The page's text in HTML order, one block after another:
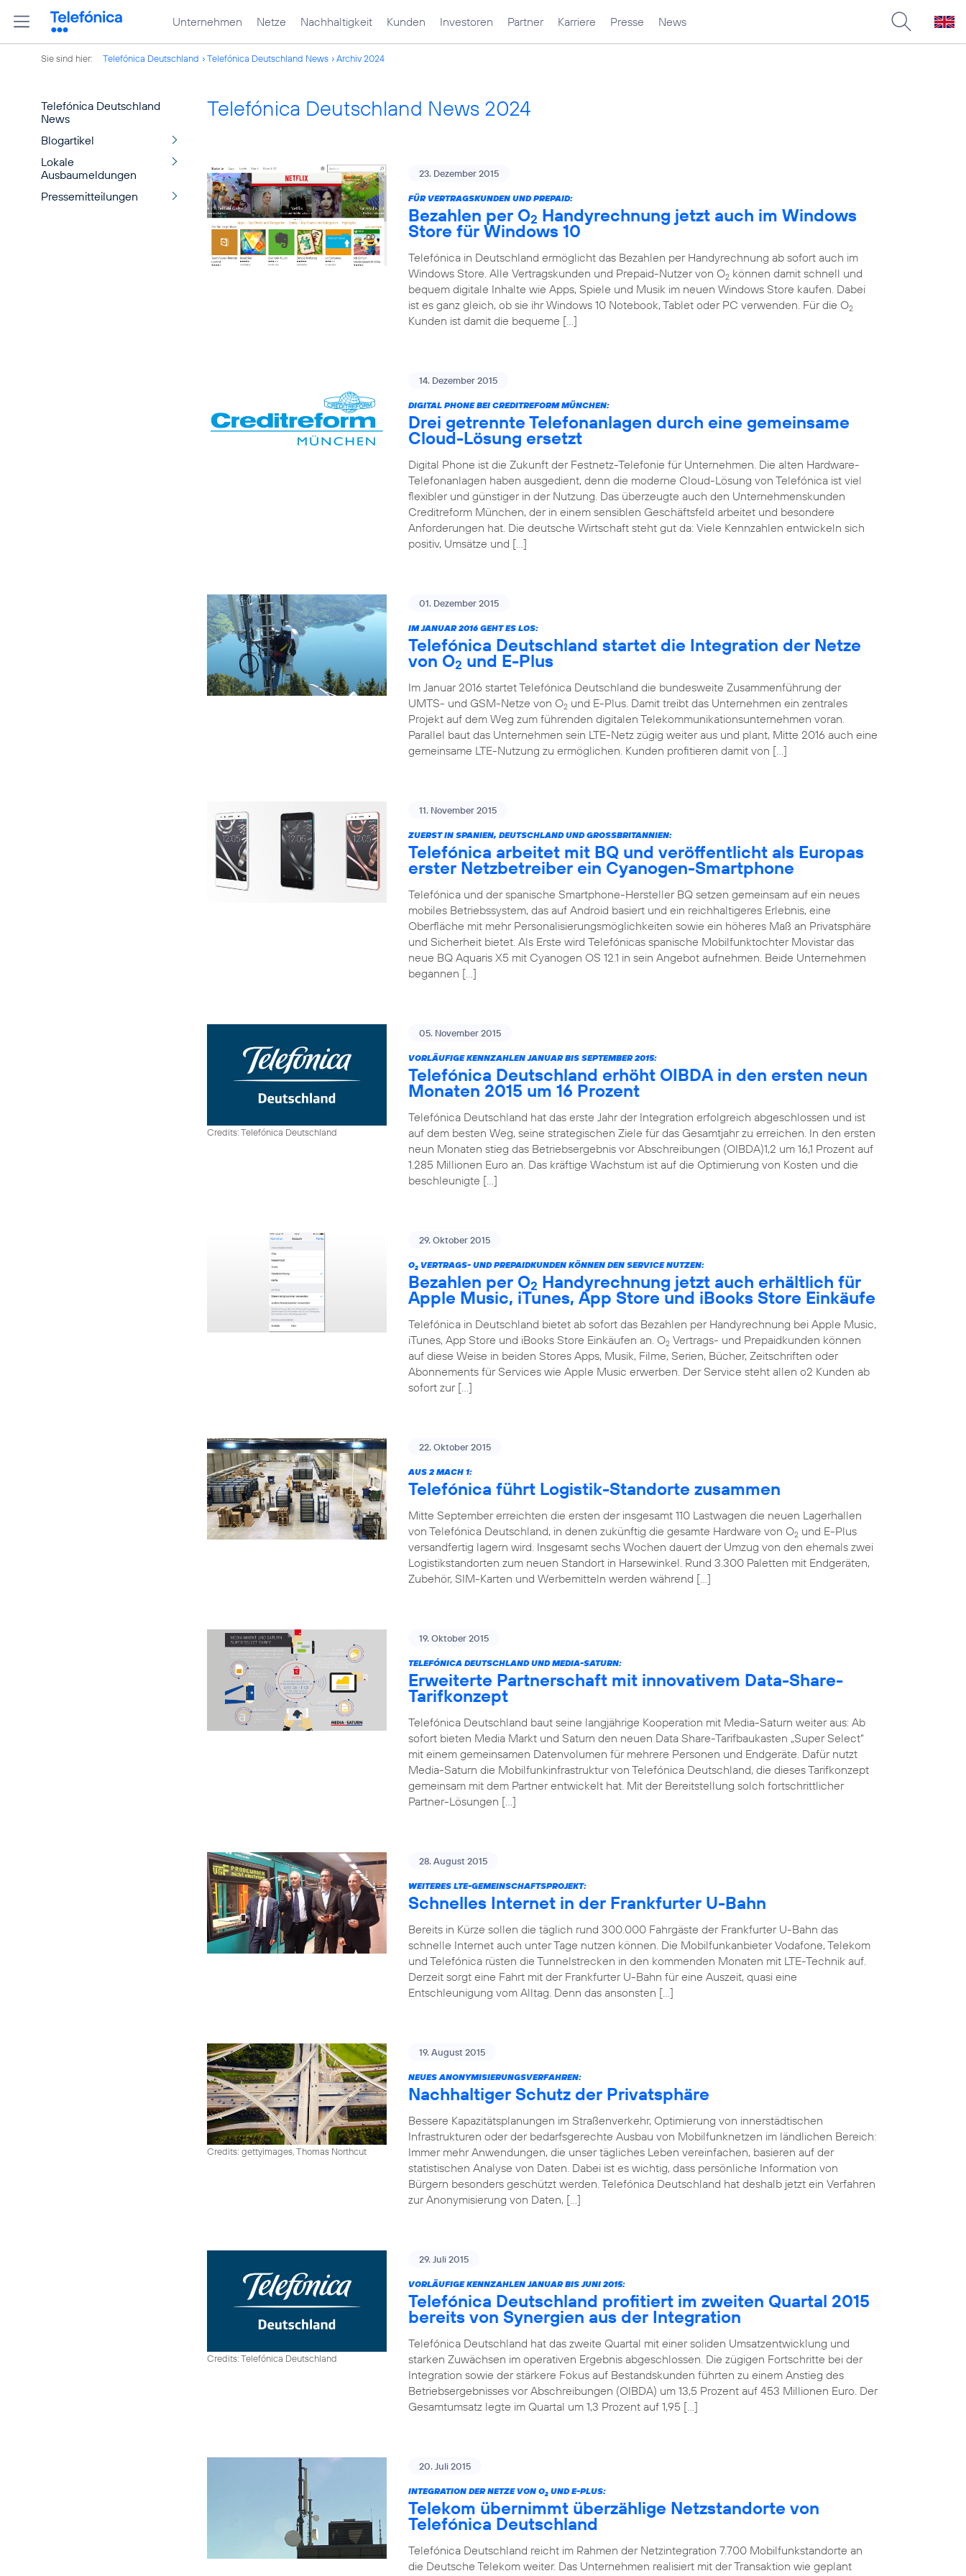
Unternehmen Netze Nachhaltigkeit Kunden Investoren Partner Karriere Presse News
Sie sind hier: Telefónica Deutschland Telefónica Deutschland News Archiv 2024
Telefónica Deutschland
News
Blogartikel
Lokale
Ausbaumeldungen
Pressemitteilungen
Telefónica Deutschland News 2024
23. Dezember 2015
FÜR VERTRAGSKUNDEN UND PREPAID:
Bezahlen per O2 Handyrechnung jetzt auch im Windows
Store für Windows 10
Telefónica in Deutschland ermöglicht das Bezahlen per Handyrechnung ab sofort auch im
Windows Store. Alle Vertragskunden und Prepaid-Nutzer von O2 können damit schnell und
bequem digitale Inhalte wie Apps, Spiele und Musik im neuen Windows Store kaufen. Dabei
ist es ganz gleich, ob sie ihr Windows 10 Notebook, Tablet oder PC verwenden. Für die O2
Kunden ist damit die bequeme […]
14. Dezember 2015
DIGITAL PHONE BEI CREDITREFORM MÜNCHEN:
Drei getrennte Telefonanlagen durch eine gemeinsame
Cloud-Lösung ersetzt
Digital Phone ist die Zukunft der Festnetz-Telefonie für Unternehmen. Die alten Hardware-
Telefonanlagen haben ausgedient, denn die moderne Cloud-Lösung von Telefónica ist viel
flexibler und günstiger in der Nutzung. Das überzeugte auch den Unternehmenskunden
Creditreform München, der in einem sensiblen Geschäftsfeld arbeitet und besondere
Anforderungen hat. Die deutsche Wirtschaft steht gut da: Viele Kennzahlen entwickeln sich
positiv, Umsätze und […]
01. Dezember 2015
IM JANUAR 2016 GEHT ES LOS:
Telefónica Deutschland startet die Integration der Netze
von O2 und E-Plus
Im Januar 2016 startet Telefónica Deutschland die bundesweite Zusammenführung der
UMTS- und GSM-Netze von O2 und E-Plus. Damit treibt das Unternehmen ein zentrales
Projekt auf dem Weg zum führenden digitalen Telekommunikationsunternehmen voran.
Parallel baut das Unternehmen sein LTE-Netz zügig weiter aus und plant, Mitte 2016 auch eine
gemeinsame LTE-Nutzung zu ermöglichen. Kunden profitieren damit von […]
11. November 2015
ZUERST IN SPANIEN, DEUTSCHLAND UND GROSSBRITANNIEN:
Telefónica arbeitet mit BQ und veröffentlicht als Europas
erster Netzbetreiber ein Cyanogen-Smartphone
Telefónica und der spanische Smartphone-Hersteller BQ setzen gemeinsam auf ein neues
mobiles Betriebssystem, das auf Android basiert und ein reichhaltigeres Erlebnis, eine
Oberfläche mit mehr Personalisierungsmöglichkeiten sowie ein höheres Maß an Privatsphäre
und Sicherheit bietet. Als Erste wird Telefónicas spanische Mobilfunktochter Movistar das
neue BQ Aquaris X5 mit Cyanogen OS 12.1 in sein Angebot aufnehmen. Beide Unternehmen
begannen […]
Credits: Telefónica Deutschland
05. November 2015
VORLÄUFIGE KENNZAHLEN JANUAR BIS SEPTEMBER 2015:
Telefónica Deutschland erhöht OIBDA in den ersten neun
Monaten 2015 um 16 Prozent
Telefónica Deutschland hat das erste Jahr der Integration erfolgreich abgeschlossen und ist
auf dem besten Weg, seine strategischen Ziele für das Gesamtjahr zu erreichen. In den ersten
neun Monaten stieg das Betriebsergebnis vor Abschreibungen (OIBDA)1,2 um 16,1 Prozent auf
1.285 Millionen Euro an. Das kräftige Wachstum ist auf die Optimierung von Kosten und die
beschleunigte […]
29. Oktober 2015
O2 VERTRAGS- UND PREPAIDKUNDEN KÖNNEN DEN SERVICE NUTZEN:
Bezahlen per O2 Handyrechnung jetzt auch erhältlich für
Apple Music, iTunes, App Store und iBooks Store Einkäufe
Telefónica in Deutschland bietet ab sofort das Bezahlen per Handyrechnung bei Apple Music,
iTunes, App Store und iBooks Store Einkäufen an. O2 Vertrags- und Prepaidkunden können
auf diese Weise in beiden Stores Apps, Musik, Filme, Serien, Bücher, Zeitschriften oder
Abonnements für Services wie Apple Music erwerben. Der Service steht allen o2 Kunden ab
sofort zur […]
22. Oktober 2015
AUS 2 MACH 1:
Telefónica führt Logistik-Standorte zusammen
Mitte September erreichten die ersten der insgesamt 110 Lastwagen die neuen Lagerhallen
von Telefónica Deutschland, in denen zukünftig die gesamte Hardware von O2 und E-Plus
versandfertig lagern wird. Insgesamt sechs Wochen dauert der Umzug von den ehemals zwei
Logistikstandorten zum neuen Standort in Harsewinkel. Rund 3.300 Paletten mit Endgeräten,
Zubehör, SIM-Karten und Werbemitteln werden während […]
19. Oktober 2015
TELEFÓNICA DEUTSCHLAND UND MEDIA-SATURN:
Erweiterte Partnerschaft mit innovativem Data-Share-
Tarifkonzept
Telefónica Deutschland baut seine langjährige Kooperation mit Media-Saturn weiter aus: Ab
sofort bieten Media Markt und Saturn den neuen Data Share-Tarifbaukasten „Super Select“
mit einem gemeinsamen Datenvolumen für mehrere Personen und Endgeräte. Dafür nutzt
Media-Saturn die Mobilfunkinfrastruktur von Telefónica Deutschland, die dieses Tarifkonzept
gemeinsam mit dem Partner entwickelt hat. Mit der Bereitstellung solch fortschrittlicher
Partner-Lösungen […]
28. August 2015
WEITERES LTE-GEMEINSCHAFTSPROJEKT:
Schnelles Internet in der Frankfurter U-Bahn
Bereits in Kürze sollen die täglich rund 300.000 Fahrgäste der Frankfurter U-Bahn das
schnelle Internet auch unter Tage nutzen können. Die Mobilfunkanbieter Vodafone, Telekom
und Telefónica rüsten die Tunnelstrecken in den kommenden Monaten mit LTE-Technik auf.
Derzeit sorgt eine Fahrt mit der Frankfurter U-Bahn für eine Auszeit, quasi eine
Entschleunigung vom Alltag. Denn das ansonsten […]
Credits: gettyimages, Thomas Northcut
19. August 2015
NEUES ANONYMISIERUNGSVERFAHREN:
Nachhaltiger Schutz der Privatsphäre
Bessere Kapazitätsplanungen im Straßenverkehr, Optimierung von innerstädtischen
Infrastrukturen oder der bedarfsgerechte Ausbau von Mobilfunknetzen im ländlichen Bereich:
Immer mehr Anwendungen, die unser tägliches Leben vereinfachen, basieren auf der
statistischen Analyse von Daten. Dabei ist es wichtig, dass persönliche Information von
Bürgern besonders geschützt werden. Telefónica Deutschland hat deshalb jetzt ein Verfahren
zur Anonymisierung von Daten, […]
Credits: Telefónica Deutschland
29. Juli 2015
VORLÄUFIGE KENNZAHLEN JANUAR BIS JUNI 2015:
Telefónica Deutschland profitiert im zweiten Quartal 2015
bereits von Synergien aus der Integration
Telefónica Deutschland hat das zweite Quartal mit einer soliden Umsatzentwicklung und
starken Zuwächsen im operativen Ergebnis abgeschlossen. Die zügigen Fortschritte bei der
Integration sowie der stärkere Fokus auf Bestandskunden führten zu einem Anstieg des
Betriebsergebnisses vor Abschreibungen (OIBDA) um 13,5 Prozent auf 453 Millionen Euro. Der
Gesamtumsatz legte im Quartal um 1,3 Prozent auf 1,95 […]
20. Juli 2015
INTEGRATION DER NETZE VON O2 UND E-PLUS:
Telekom übernimmt überzählige Netzstandorte von
Telefónica Deutschland
Telefónica Deutschland reicht im Rahmen der Netzintegration 7.700 Mobilfunkstandorte an
die Deutsche Telekom weiter. Das Unternehmen realisiert mit der Transaktion wie geplant